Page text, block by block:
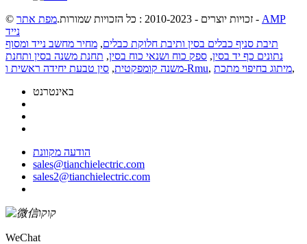
© זכויות יוצרים - 2010-2023 : כל הזכויות שמורות. מפת אתר - AMP
נייד
תיבת סניף כבלים בסין ותיבת חלוקת כבלים, מחיר מחשב נייד ומסוף
נתונים כף יד בסין, ספק כוח ושנאי כוח בסין, תחנת משנה בסין ותחנת
משנה קומפקטית, סין טבעת יחידה ראשית ו-Rmu, מיתוג בחיפוי מתכת,
באינטרנט
הודעה מקוונת
sales@tianchielectric.com
sales2@tianchielectric.com
WeChat